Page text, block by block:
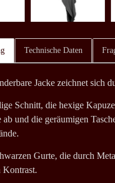
Technische Daten
Jacke zeichnet sich
Schnitt, die hexige
ab und die geräumigen
Gurte, die durch
Kontrast.